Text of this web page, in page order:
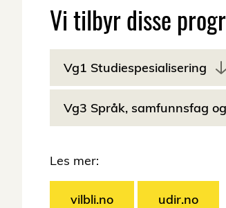
Vi tilbyr disse
Vg1 Studiespesialisering
Vg3 Språk, samfunnsfag
Les mer:
vilbli.no udir.no